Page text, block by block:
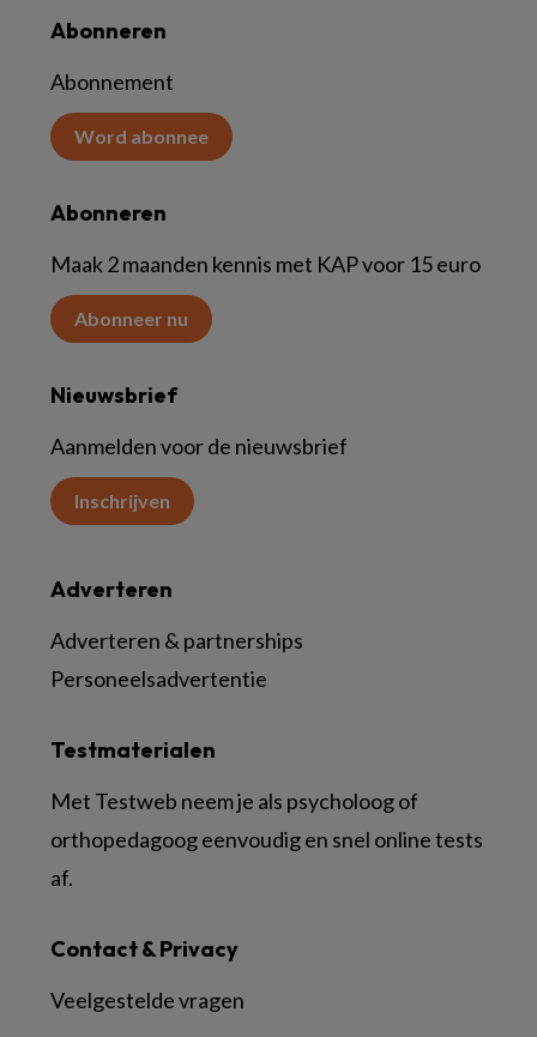
Abonneren
Abonnement
Word abonnee
Abonneren
Maak 2 maanden kennis met KAP voor 15 euro
Abonneer nu
Nieuwsbrief
Aanmelden voor de nieuwsbrief
Inschrijven
Contact & Privacy
Veelgestelde vragen
Testmaterialen
Met Testweb neem je als psycholoog of
orthopedagoog eenvoudig en snel online tests
af.
Adverteren
Adverteren & partnerships
Personeelsadvertentie